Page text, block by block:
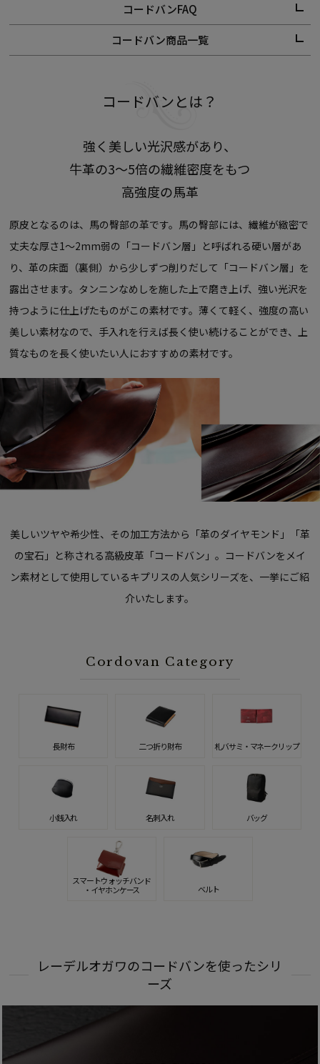
コードバンFAQ
コードバン商品一覧
コードバンとは？
強く美しい光沢感があり、
牛革の3〜5倍の繊維密度をもつ
高強度の馬革
原皮となるのは、馬の臀部の革です。馬の臀部には、繊維が緻密で
丈夫な厚さ1～2mm弱の「コードバン層」と呼ばれる硬い層があ
り、革の床面（裏側）から少しずつ削りだして「コードバン層」を
露出させます。タンニンなめしを施した上で磨き上げ、強い光沢を
持つように仕上げたものがこの素材です。薄くて軽く、強度の高い
美しい素材なので、手入れを行えば長く使い続けることができ、上
質なものを長く使いたい人におすすめの素材です。
美しいツヤや希少性、その加工方法から「革のダイヤモンド」「革
の宝石」と称される高級皮革「コードバン」。 コードバンをメイ
ン素材として使用しているキプリスの人気シリーズを、一挙にご紹
介いたします。
Cordovan Category
長財布 二つ折り財布 札バサミ・マネークリップ
小銭入れ 名刺入れ バッグ
スマートウォッチバンド
・イヤホンケース
ベルト
レーデルオガワのコードバンを使ったシリ
ーズ